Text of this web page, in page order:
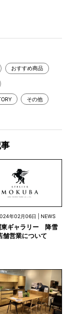
おすすめ商品
その他
年02月06日 | NEWS
ギャラリー 降雪
舗営業について